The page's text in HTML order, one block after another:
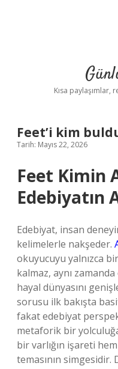
Kısa paylaşımlar,
Feet’i kim
Tarih: Mayıs 22, 2026
Feet Kimin
Edebiyatın
Edebiyat, insan
kelimelerle nakşeder.
okuyucuyu yalnızca
kalmaz, aynı
hayal dünyasını
sorusu ilk bakışta
fakat edebiyat
metaforik bir yolculuğa
bir varlığın işareti
temasının simgesidir.